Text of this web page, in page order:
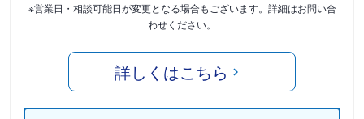
※営業日・相談可能日が変更となる場合もございます。詳細はお問い合
わせください。
詳しくはこちら